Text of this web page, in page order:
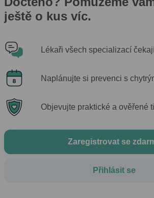
ještě o kus víc.
Lékaři všech specializací
Naplánujte si prevenci s
Objevujte praktické a ověřené
Zaregistrovat se
Přihlásit se